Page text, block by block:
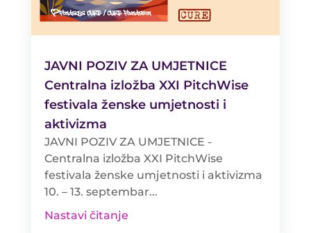
JAVNI POZIV ZA UMJETNICE
Centralna izložba XXI PitchWise
festivala ženske umjetnosti i
aktivizma
JAVNI POZIV ZA UMJETNICE -
Centralna izložba XXI PitchWise
festivala ženske umjetnosti i aktivizma
10. – 13. septembar...
Nastavi čitanje